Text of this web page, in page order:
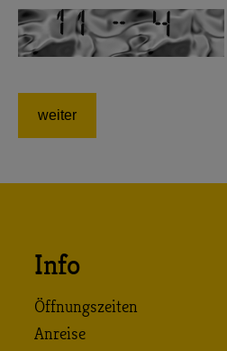
Info
Öffnungszeiten
Anreise